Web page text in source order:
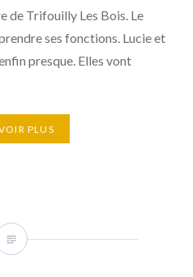
de Trifouilly Les Bois. Le
ses fonctions. Lucie et
presque. Elles vont
PLUS